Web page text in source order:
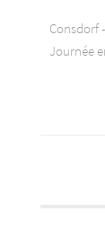
Consdorf
Journée